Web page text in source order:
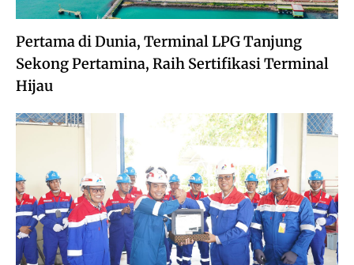
Pertama di Dunia, Terminal LPG Tanjung
Sekong Pertamina, Raih Sertifikasi Terminal
Hijau